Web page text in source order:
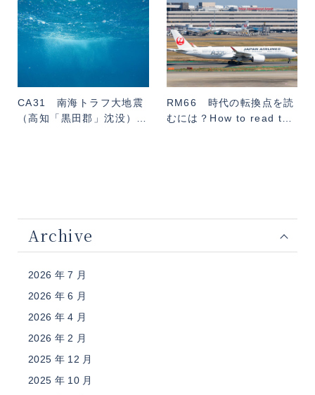
CA31 南海トラフ大地震
（高知「黒田郡」沈没）…
RM66 時代の転換点を読
むには？How to read t…
Archive
2026 年 7 月
2026 年 6 月
2026 年 4 月
2026 年 2 月
2025 年 12 月
2025 年 10 月